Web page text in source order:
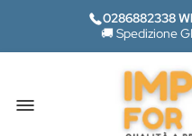
0286882338
🚚 Spedizione